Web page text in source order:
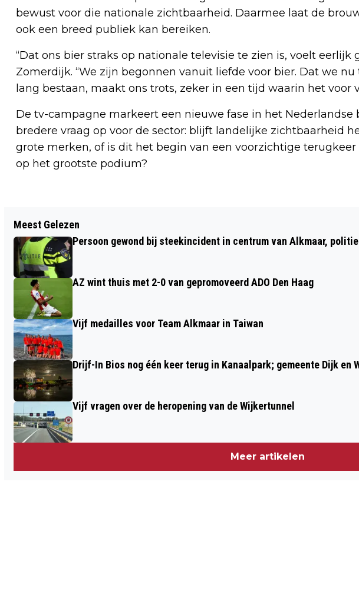
bewust voor die nationale zichtbaarheid. Daarmee laat de
ook een breed publiek kan bereiken.
“Dat ons bier straks op nationale televisie te zien is, voelt eerlijk
Zomerdijk. “We zijn begonnen vanuit liefde voor bier. Dat we
lang bestaan, maakt ons trots, zeker in een tijd waarin het voor
De tv-campagne markeert een nieuwe fase in het Nederlandse
bredere vraag op voor de sector: blijft landelijke zichtbaarheid
grote merken, of is dit het begin van een voorzichtige
op het grootste podium?
LEERLINGEN HAN FORTMANN
EXPOSEREN ETSEN VAN KAAGPOLDER;
STEM OP JOUW FAVORIETE KUNSTWERK
OFFICIEEL
Meest Gelezen
Persoon gewond bij steekincident in centrum van Alkmaar,
AZ wint thuis met 2-0 van gepromoveerd ADO Den Haag
Vijf medailles voor Team Alkmaar in Taiwan
Drijf-In Bios nog één keer terug in Kanaalpark; gemeente Dijk en
Vijf vragen over de heropening van de Wijkertunnel
Meer artikelen